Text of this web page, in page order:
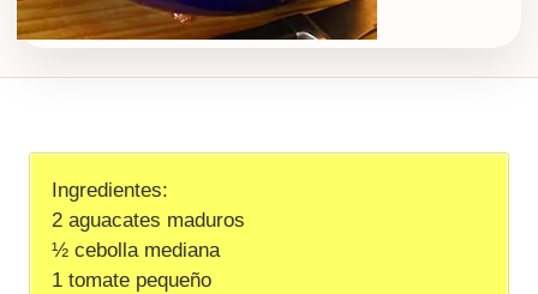
Ingredientes:
2 aguacates maduros
½ cebolla mediana
1 tomate pequeño